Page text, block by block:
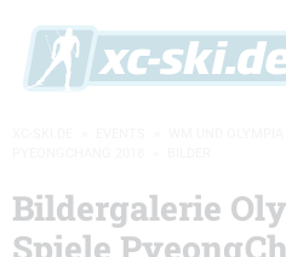
Bildergalerie
Spiele